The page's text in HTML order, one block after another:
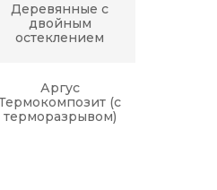
Деревянные с
двойным
остеклением
Аргус
(с
терморазрывом)